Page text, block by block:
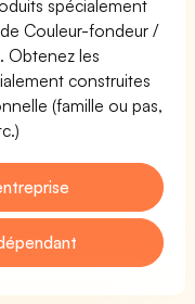
spécialement
Couleur-fondeur /
Obtenez les
construites
(famille ou pas,